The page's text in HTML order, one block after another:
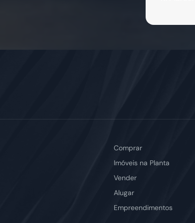
Comprar
Imóveis na Planta
Vender
Alugar
Empreendimentos